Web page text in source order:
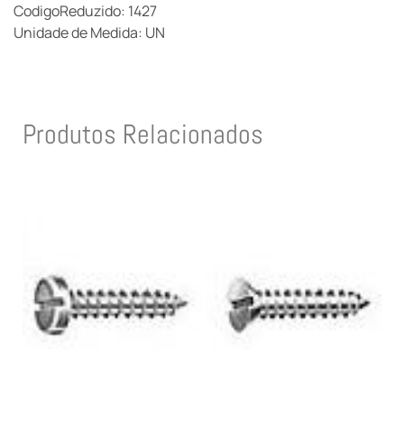
CodigoReduzido: 1427
Unidade de Medida: UN
Produtos Relacionados